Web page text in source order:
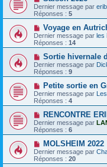
Dernier message par
Réponses : 5
Voyage en
Dernier message par les
Réponses : 14
Sortie hivernale
Dernier message par
Réponses : 9
Petite sortie en
Dernier message par
Réponses : 4
RENCONTRE
Dernier message par
Réponses : 6
MOLSHEIM 2022
Dernier message par
Réponses : 20